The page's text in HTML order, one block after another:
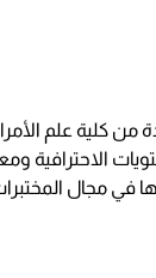
من كلية علم
الاحترافية
في مجال